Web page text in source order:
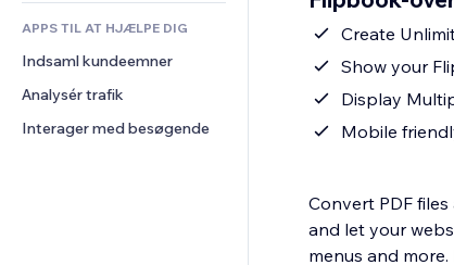
Vejr
Diagrammer og tabeller
CRM
APPS TIL AT HJÆLPE DIG
Indsaml kundeemner
Analysér trafik
Interager med besøgende
Create
Show your
Display
Mobile
Convert PDF
and let your
menus and